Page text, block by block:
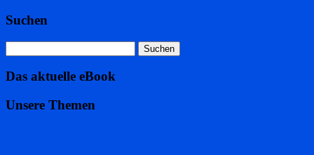
Suchen
Das aktuelle eBook
Unsere Themen